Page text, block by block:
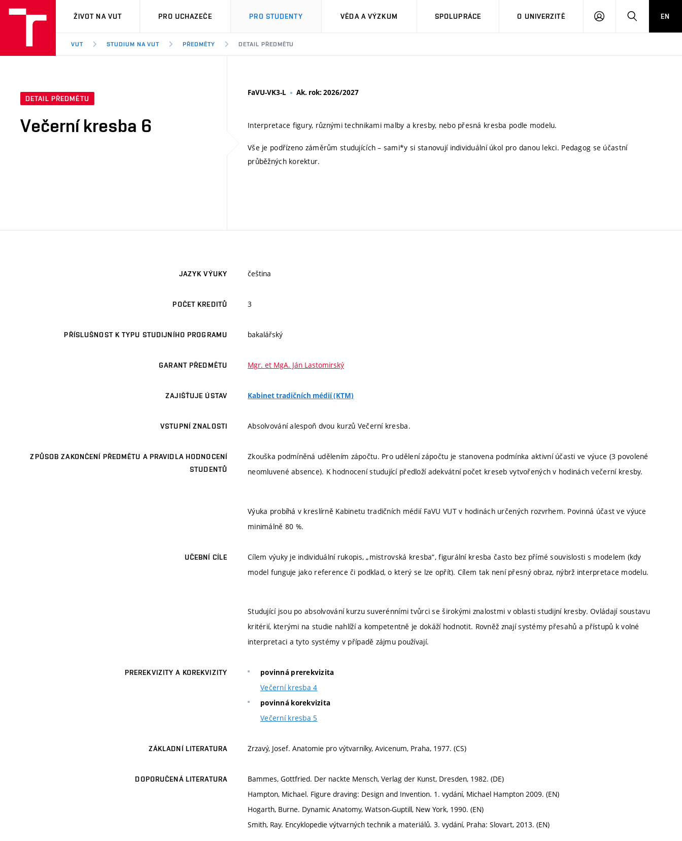
VUT
ŽIVOT NA VUT PRO UCHAZEČE PRO STUDENTY VĚDA A VÝZKUM SPOLUPRÁCE O UNIVERZITĚ
PŘIHLÁSIT HLEDATEN
VUT STUDIUM NA VUT PŘEDMĚTY DETAIL PŘEDMĚTU
DETAIL PŘEDMĚTU
Večerní kresba 6
FaVU-VK3-L Ak. rok: 2026/2027
Interpretace figury, různými technikami malby a kresby, nebo přesná kresba podle modelu.
Vše je podřízeno záměrům studujících – sami*y si stanovují individuální úkol pro danou lekci. Pedagog se účastní
průběžných korektur.
JAZYK VÝUKY čeština
POČET KREDITŮ 3
PŘÍSLUŠNOST K TYPU STUDIJNÍHO PROGRAMU bakalářský
GARANT PŘEDMĚTU Mgr. et MgA. Ján Lastomirský
ZAJIŠŤUJE ÚSTAV Kabinet tradičních médií (KTM)
VSTUPNÍ ZNALOSTI Absolvování alespoň dvou kurzů Večerní kresba.
ZPŮSOB ZAKONČENÍ PŘEDMĚTU A PRAVIDLA HODNOCENÍ
STUDENTŮ
Zkouška podmíněná udělením zápočtu. Pro udělení zápočtu je stanovena podmínka aktivní účasti ve výuce (3 povolené
neomluvené absence). K hodnocení studující předloží adekvátní počet kreseb vytvořených v hodinách večerní kresby.
Výuka probíhá v kreslírně Kabinetu tradičních médií FaVU VUT v hodinách určených rozvrhem. Povinná účast ve výuce
minimálně 80 %.
UČEBNÍ CÍLE
Cílem výuky je individuální rukopis, „mistrovská kresba“, figurální kresba často bez přímé souvislosti s modelem (kdy
model funguje jako reference či podklad, o který se lze opřít). Cílem tak není přesný obraz, nýbrž interpretace modelu.
Studující jsou po absolvování kurzu suverénními tvůrci se širokými znalostmi v oblasti studijní kresby. Ovládají soustavu
kritérií, kterými na studie nahlíží a kompetentně je dokáží hodnotit. Rovněž znají systémy přesahů a přístupů k volné
interpretaci a tyto systémy v případě zájmu používají.
PREREKVIZITY A KOREKVIZITY povinná prerekvizita
Večerní kresba 4
povinná korekvizita
Večerní kresba 5
ZÁKLADNÍ LITERATURA Zrzavý, Josef. Anatomie pro výtvarníky, Avicenum, Praha, 1977. (CS)
DOPORUČENÁ LITERATURA
Bammes, Gottfried. Der nackte Mensch, Verlag der Kunst, Dresden, 1982. (DE)
Hampton, Michael. Figure draving: Design and Invention. 1. vydání, Michael Hampton 2009. (EN)
Hogarth, Burne. Dynamic Anatomy, Watson-Guptill, New York, 1990. (EN)
Smith, Ray. Encyklopedie výtvarných technik a materiálů. 3. vydání, Praha: Slovart, 2013. (EN)